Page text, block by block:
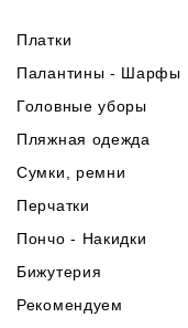
Платки
Палантины - Шарфы
Головные уборы
Пляжная одежда
Сумки, ремни
Перчатки
Пончо - Накидки
Бижутерия
Рекомендуем